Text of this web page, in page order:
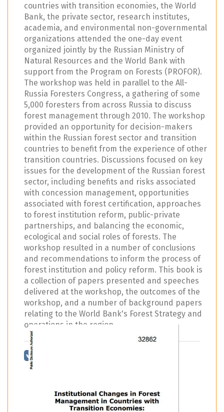
countries with transition economies, the World
Bank, the private sector, research institutes,
academia, and environmental non-governmental
organizations attended the one-day event
organized jointly by the Russian Ministry of
Natural Resources and the World Bank with
support from the Program on Forests (PROFOR).
The workshop was held in parallel to the All-
Russia Foresters Congress, a gathering of some
5,000 foresters from across Russia to discuss
forest management through 2010. The workshop
provided an opportunity for decision-makers
within the Russian forest sector and transition
countries to benefit from the experience of other
transition countries. Discussions focused on key
issues for the development of the Russian forest
sector, including benefits and risks associated
with concession management, opportunities
associated with forest certification, approaches
to forest institution reform, public-private
partnerships, and balancing the economic,
ecological and social roles of forests. The
workshop resulted in a number of conclusions
and recommendations to inform the process of
forest institution and policy reform. This book is
a collection of papers presented and speeches
delivered at the workshop, the outcomes of the
workshop, and a number of background papers
relating to the World Bank's Forest Strategy and
operations in the region.